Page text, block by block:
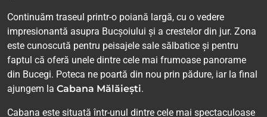
Continuăm traseul printr-o poiană largă, cu o vedere
impresionantă asupra Bucșoiului și a crestelor din jur. Zona
este cunoscută pentru peisajele sale sălbatice și pentru
faptul că oferă unele dintre cele mai frumoase panorame
din Bucegi. Poteca ne poartă din nou prin pădure, iar la final
ajungem la Cabana Mălăiești.
Cabana este situată într-unul dintre cele mai spectaculoase